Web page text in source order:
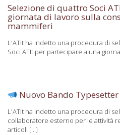
Selezione di quattro Soci
giornata di lavoro sulla
mammiferi
L'ATIt ha indetto una procedura di
Soci ATIt per partecipare a una
Nuovo Bando
L'ATIt ha indetto una procedura di
collaboratore esterno per le attività
articoli [...]